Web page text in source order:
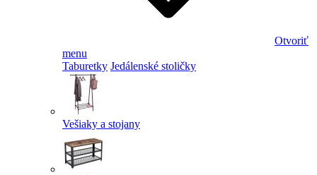
Otvoriť
menu
Taburetky Jedálenské stoličky
Vešiaky a stojany